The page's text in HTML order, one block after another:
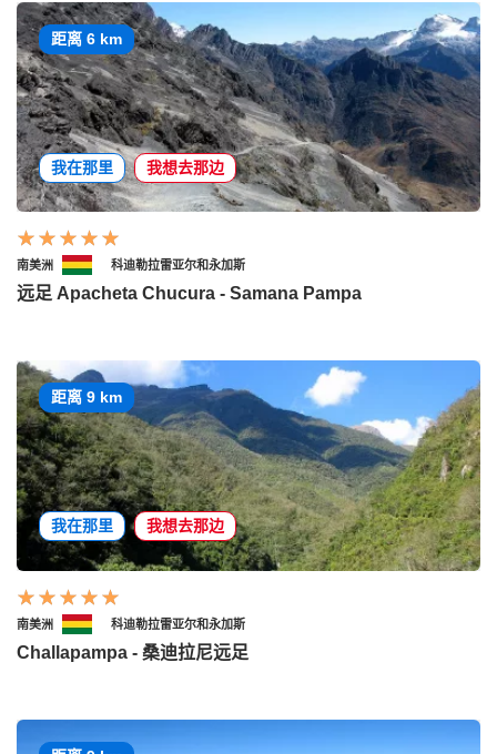
距离 6 km
我在那里 我想去那边
南美洲 科迪勒拉雷亚尔和永加斯
远足 Apacheta Chucura - Samana Pampa
距离 9 km
我在那里 我想去那边
南美洲 科迪勒拉雷亚尔和永加斯
Challapampa - 桑迪拉尼远足